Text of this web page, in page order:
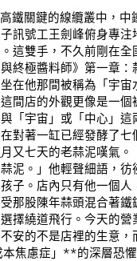
鐵關鍵的線纜叢中，中
訊號工王劍峰俯身專注
這雙手，不久前剛在全
與終極醬料師》第一章：
在他那間被稱為「宇宙
間店的外觀更像是一個
「宇宙」或「中心」這
對著一缸已經發酵了七
月又七天的老蒜泥嘆氣。
泥。」他輕聲細語，彷
子。店內只有他一個人
那股陳年蒜頭混合著鐵
擇繞道飛行。今天的營
安的不是店裡的生意，
焦慮症」**的深層恐